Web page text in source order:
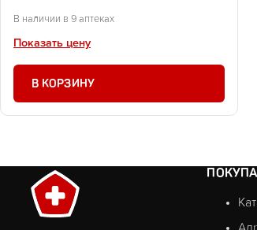
В наличии в 9 аптеках
Показать цену
В КОРЗИНУ